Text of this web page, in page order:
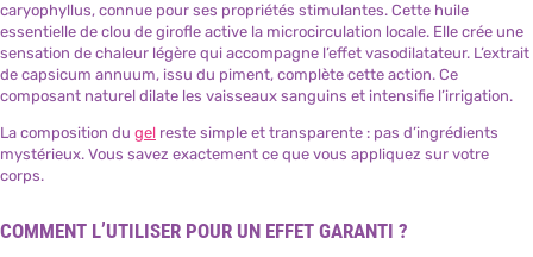
caryophyllus, connue pour ses propriétés stimulantes. Cette huile
essentielle de clou de girofle active la microcirculation locale. Elle crée une
sensation de chaleur légère qui accompagne l’effet vasodilatateur. L’extrait
de capsicum annuum, issu du piment, complète cette action. Ce
composant naturel dilate les vaisseaux sanguins et intensifie l’irrigation.
La composition du gel reste simple et transparente : pas d’ingrédients
mystérieux. Vous savez exactement ce que vous appliquez sur votre
corps.
COMMENT L’UTILISER POUR UN EFFET GARANTI ?